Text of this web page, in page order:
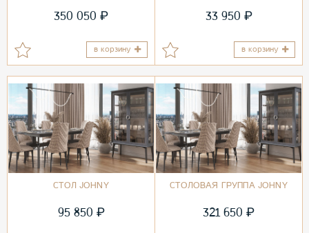
350 050 ₽
в корзину
33 950 ₽
в корзину
СТОЛ JOHNY
95 850 ₽
СТОЛОВАЯ ГРУППА JOHNY
321 650 ₽